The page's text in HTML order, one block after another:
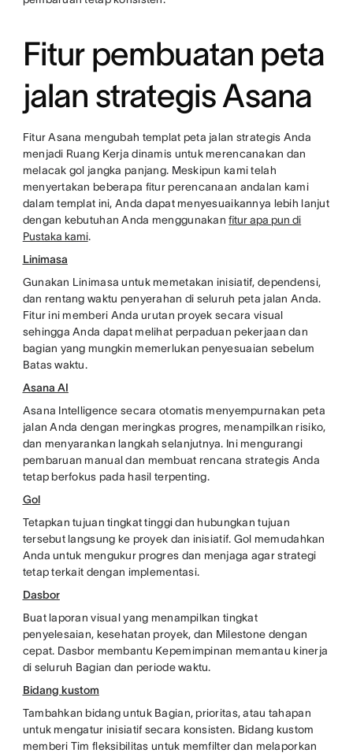
Fitur pembuatan peta
jalan strategis Asana
Fitur Asana mengubah templat peta jalan strategis Anda
menjadi Ruang Kerja dinamis untuk merencanakan dan
melacak gol jangka panjang. Meskipun kami telah
menyertakan beberapa fitur perencanaan andalan kami
dalam templat ini, Anda dapat menyesuaikannya lebih lanjut
dengan kebutuhan Anda menggunakanfitur apa pun di
Pustaka kami.
Linimasa
Gunakan Linimasa untuk memetakan inisiatif, dependensi,
dan rentang waktu penyerahan di seluruh peta jalan Anda.
Fitur ini memberi Anda urutan proyek secara visual
sehingga Anda dapat melihat perpaduan pekerjaan dan
bagian yang mungkin memerlukan penyesuaian sebelum
Batas waktu.
Asana AI
Asana Intelligence secara otomatis menyempurnakan peta
jalan Anda dengan meringkas progres, menampilkan risiko,
dan menyarankan langkah selanjutnya. Ini mengurangi
pembaruan manual dan membuat rencana strategis Anda
tetap berfokus pada hasil terpenting.
Gol
Tetapkan tujuan tingkat tinggi dan hubungkan tujuan
tersebut langsung ke proyek dan inisiatif. Gol memudahkan
Anda untuk mengukur progres dan menjaga agar strategi
tetap terkait dengan implementasi.
Dasbor
Buat laporan visual yang menampilkan tingkat
penyelesaian, kesehatan proyek, dan Milestone dengan
cepat. Dasbor membantu Kepemimpinan memantau kinerja
di seluruh Bagian dan periode waktu.
Bidang kustom
Tambahkan bidang untuk Bagian, prioritas, atau tahapan
untuk mengatur inisiatif secara konsisten. Bidang kustom
memberi Tim fleksibilitas untuk memfilter dan melaporkan